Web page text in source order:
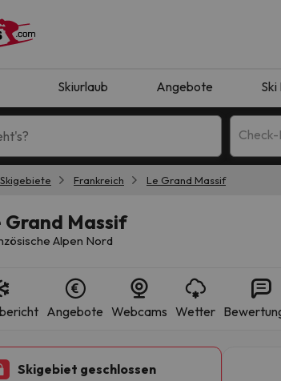
Skiurlaub Angebote Ski
Check-
Skigebiete Frankreich Le Grand Massif
Grand Massif
Alpen Nord
Angebote Webcams Wetter
Skigebiet geschlossen